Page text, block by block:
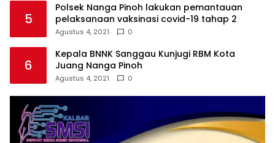
5
Polsek Nanga Pinoh lakukan pemantauan
pelaksanaan vaksinasi covid-19 tahap 2
Agustus 4, 2021 0
6
Kepala BNNK Sanggau Kunjugi RBM Kota
Juang Nanga Pinoh
Agustus 4, 2021 0